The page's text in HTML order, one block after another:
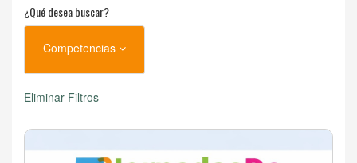
¿Qué desea buscar?
Competencias
Eliminar Filtros